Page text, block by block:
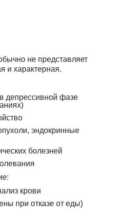
не представляет
и характерная.
депрессивной фазе
эндокринные
болезней
крови
при отказе от еды)